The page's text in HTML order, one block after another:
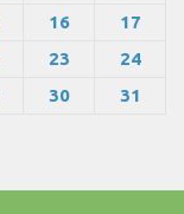
16
17
23
24
30
31